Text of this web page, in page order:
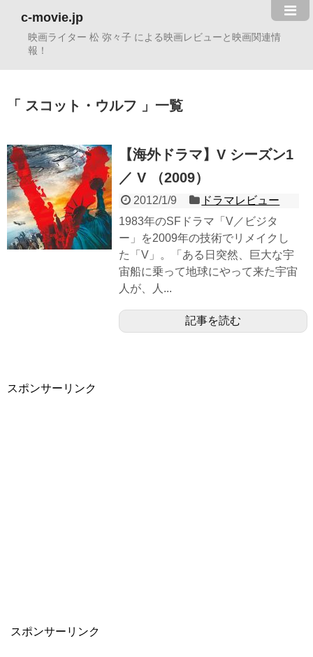
c-movie.jp
映画ライター 松 弥々子 による映画レビューと映画関連情
報！
スコット・ウルフ 一覧
【海外ドラマ】V シーズン1
／ V （2009）
2012/1/9
ドラマレビュー
1983年のSFドラマ「V／ビジタ
ー」を2009年の技術でリメイクし
た「V」。「ある日突然、巨大な宇
宙船に乗って地球にやって来た宇宙
人が、人...
記事を読む
スポンサーリンク
スポンサーリンク